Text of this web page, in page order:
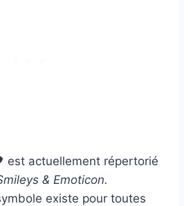
est actuellement répertorié
& Emoticon.
existe pour toutes